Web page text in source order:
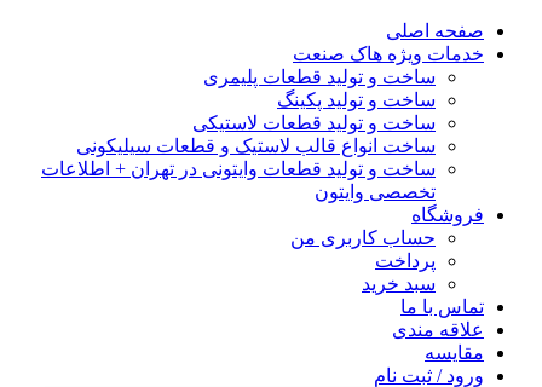
صفحه اصلی
خدمات ویژه هاک صنعت
ساخت و تولید قطعات پلیمری
ساخت و تولید پکینگ
ساخت و تولید قطعات لاستیکی
ساخت انواع قالب لاستیک و قطعات سیلیکونی
ساخت و تولید قطعات وایتونی در تهران + اطلاعات
تخصصی وایتون
فروشگاه
حساب کاربری من
پرداخت
سبد خرید
تماس با ما
علاقه مندی
مقایسه
ورود / ثبت نام